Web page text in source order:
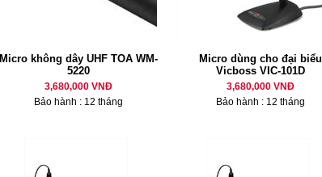
Micro không dây UHF TOA WM-
5220
3,680,000 VNĐ
Bảo hành : 12 tháng
Micro dùng cho đại biểu
Vicboss VIC-101D
3,680,000 VNĐ
Bảo hành : 12 tháng